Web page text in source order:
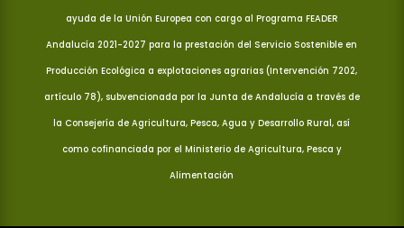
ayuda de la Unión Europea con cargo al Programa FEADER
Andalucía 2021-2027 para la prestación del Servicio Sostenible en
Producción Ecológica a explotaciones agrarias (Intervención 7202,
artículo 78), subvencionada por la Junta de Andalucía a través de
la Consejería de Agricultura, Pesca, Agua y Desarrollo Rural, así
como cofinanciada por el Ministerio de Agricultura, Pesca y
Alimentación